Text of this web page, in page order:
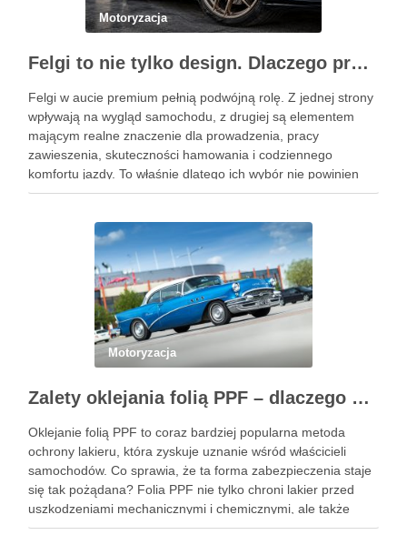
Motoryzacja
Felgi to nie tylko design. Dlaczego profesjonalny dobór jest ważniejszy niż niska cena na aukcji?
Felgi w aucie premium pełnią podwójną rolę. Z jednej strony
wpływają na wygląd samochodu, z drugiej są elementem
mającym realne znaczenie dla prowadzenia, pracy
zawieszenia, skuteczności hamowania i codziennego
komfortu jazdy. To właśnie dlatego ich wybór nie powinien
sprowadzać się wyłącznie do wzoru, koloru albo okazji
Motoryzacja
Zalety oklejania folią PPF – dlaczego warto zainwestować w ochronę lakieru?
Oklejanie folią PPF to coraz bardziej popularna metoda
ochrony lakieru, która zyskuje uznanie wśród właścicieli
samochodów. Co sprawia, że ta forma zabezpieczenia staje
się tak pożądana? Folia PPF nie tylko chroni lakier przed
uszkodzeniami mechanicznymi i chemicznymi, ale także
zachowuje estetykę pojazdu przez wiele lat. Dzięki swoim